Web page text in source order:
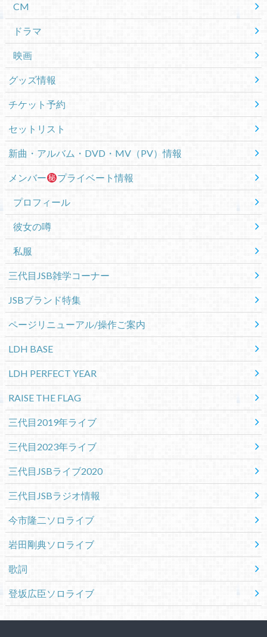
CM
ドラマ
映画
グッズ情報
チケット予約
セットリスト
新曲・アルバム・DVD・MV（PV）情報
メンバー プライベート情報
プロフィール
彼女の噂
私服
三代目JSB雑学コーナー
JSBブランド特集
ページリニューアル/操作ご案内
LDH BASE
LDH PERFECT YEAR
RAISE THE FLAG
三代目2019年ライブ
三代目2023年ライブ
三代目JSBライブ2020
三代目JSBラジオ情報
今市隆二ソロライブ
岩田剛典ソロライブ
歌詞
登坂広臣ソロライブ